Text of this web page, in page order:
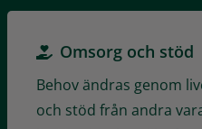
Omsorg och stöd
Behov ändras genom
och stöd från andra